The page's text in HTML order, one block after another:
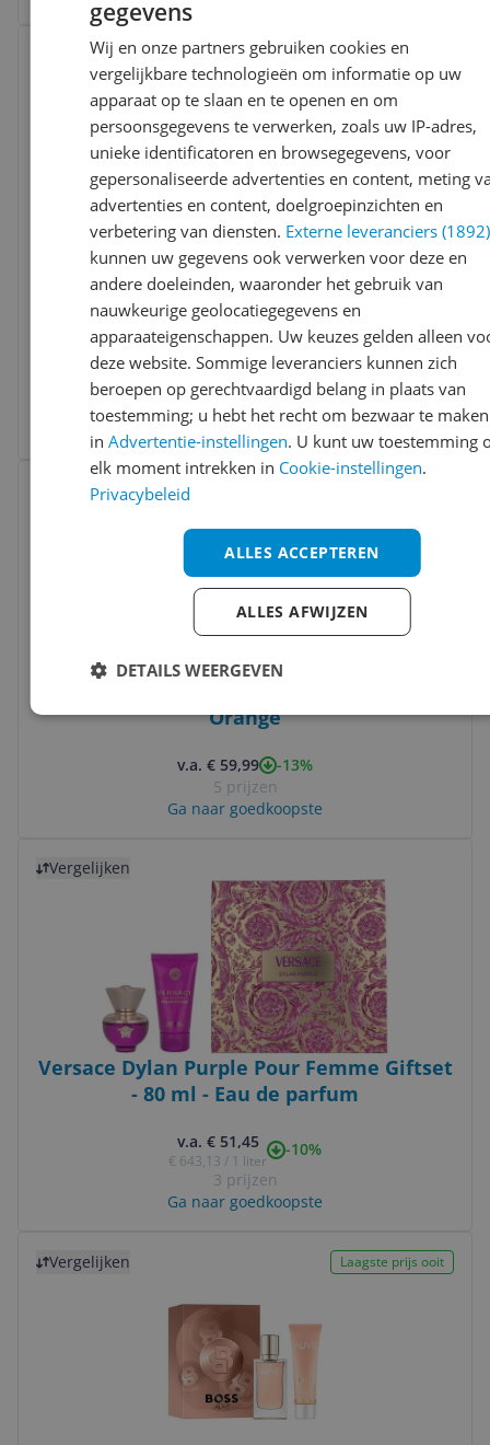
Vergelijken Laagste prijs ooit
Superdry Sport / 100 ml / Mannen
Flacontype:Spray
Geschikt voor:heren
Soort:Eau de toilette
v.a. € 11,99
€ 119,90 / 1 liter
-12%
5 prijzen
Ga naar goedkoopste
Bekijk product
Vergelijken
Orange
v.a. € 59,99
-13%
5 prijzen
Ga naar goedkoopste
Bekijk product
Vergelijken
Versace Dylan Purple Pour Femme Giftset
- 80 ml - Eau de parfum
v.a. € 51,45
€ 643,13 / 1 liter
-10%
3 prijzen
Ga naar goedkoopste
Vergelijken Laagste prijs ooit
gegevens
Wij en onze partners gebruiken cookies en
vergelijkbare technologieën om informatie op uw
apparaat op te slaan en te openen en om
persoonsgegevens te verwerken, zoals uw IP-adres,
unieke identificatoren en browsegegevens, voor
gepersonaliseerde advertenties en content, meting
advertenties en content, doelgroepinzichten en
verbetering van diensten. Externe leveranciers (1892)
kunnen uw gegevens ook verwerken voor deze en
andere doeleinden, waaronder het gebruik van
nauwkeurige geolocatiegegevens en
apparaateigenschappen. Uw keuzes gelden alleen
deze website. Sommige leveranciers kunnen zich
beroepen op gerechtvaardigd belang in plaats van
toestemming; u hebt het recht om bezwaar te maken
inAdvertentie-instellingen. U kunt uw toestemming
elk moment intrekken in Cookie-instellingen.
Privacybeleid
ALLES ACCEPTEREN
ALLES AFWIJZEN
DETAILS WEERGEVEN